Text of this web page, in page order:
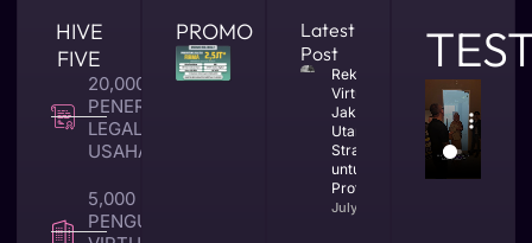
HIVE
FIVE
20,000 +
PENERBITAN
LEGALITAS
USAHA
5,000 +
PENGUNA
PROMO
Latest
Post
Rekomendasi
Virtual Office
Jakarta
Utara yang
Strategis
untuk Bisnis
Profesional
July 23, 2026